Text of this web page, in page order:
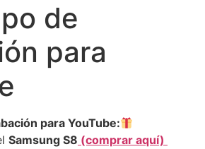
de
para
para YouTube:
Samsung S8 (comprar aquí)